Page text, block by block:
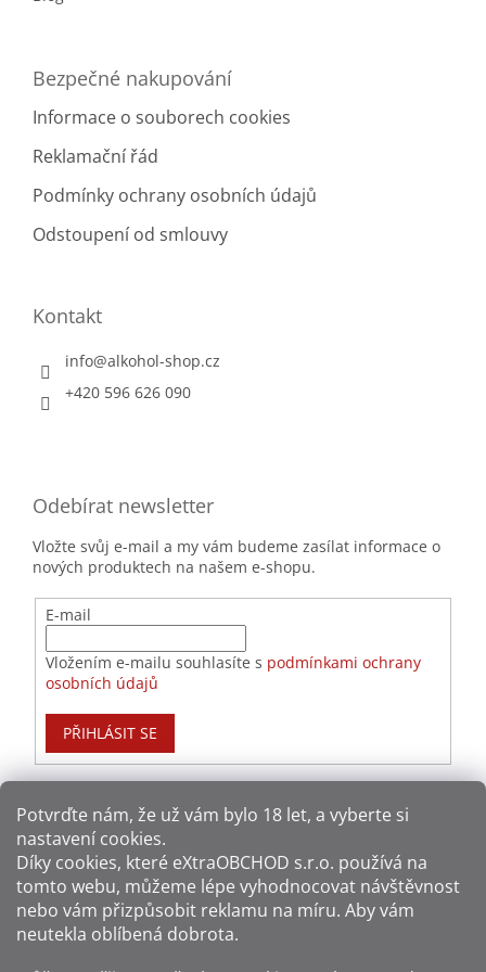
Potvrďte nám​​, že už vám bylo 18 let, a vyberte si
nastavení cookies.
Díky cookies, které eXtraOBCHOD s.r.o. používá na
tomto webu, můžeme lépe vyhodnocovat návštěvnost
nebo vám přizpůsobit reklamu na míru. Aby vám
neutekla oblíbená dobrota.
Bezpečné nakupování
Informace o souborech cookies
Reklamační řád
Podmínky ochrany osobních údajů
Odstoupení od smlouvy
Kontakt
info@alkohol-shop.cz
+420 596 626 090
Odebírat newsletter
Vložte svůj e-mail a my vám budeme zasílat informace o
nových produktech na našem e-shopu.
E-mail
Vložením e-mailu souhlasíte s podmínkami ochrany
osobních údajů
PŘIHLÁSIT SE
Způsoby dopravy: